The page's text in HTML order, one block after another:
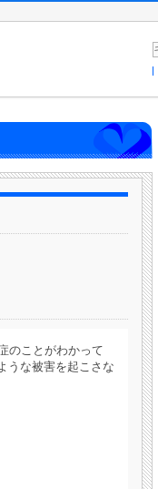
のことがわかって
うな被害を起こさな